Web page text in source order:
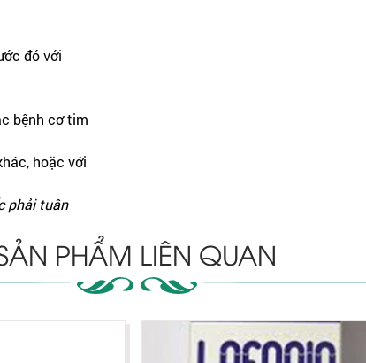
đó với
bệnh cơ tim
hoặc với
phải tuân
PHẨM LIÊN QUAN